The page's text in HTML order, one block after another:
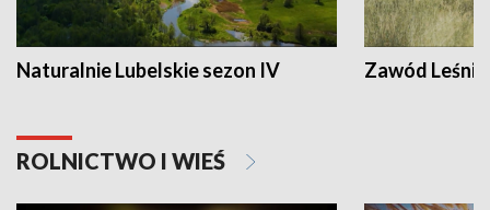
Naturalnie Lubelskie sezon IV Zawód Leśnik
ROLNICTWO I WIEŚ